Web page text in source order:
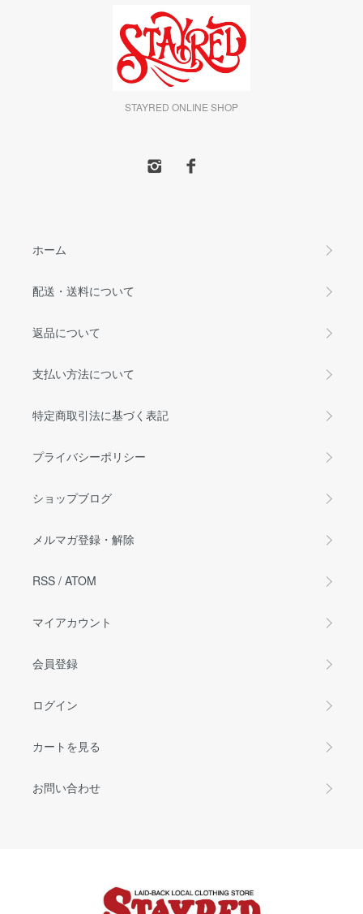
STAYRED ONLINE SHOP
ホーム
配送・送料について
返品について
支払い方法について
特定商取引法に基づく表記
プライバシーポリシー
ショップブログ
メルマガ登録・解除
RSS / ATOM
マイアカウント
会員登録
ログイン
カートを見る
お問い合わせ